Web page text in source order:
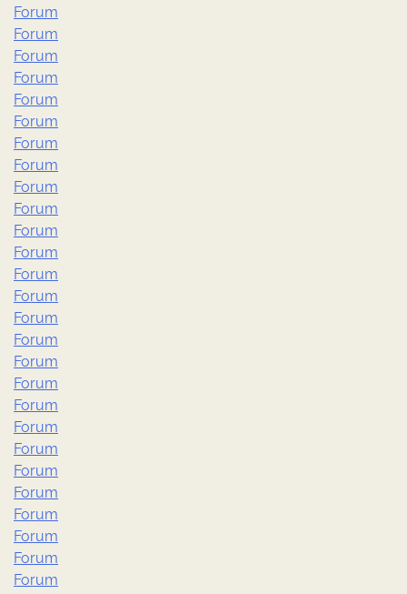
Forum
Forum
Forum
Forum
Forum
Forum
Forum
Forum
Forum
Forum
Forum
Forum
Forum
Forum
Forum
Forum
Forum
Forum
Forum
Forum
Forum
Forum
Forum
Forum
Forum
Forum
Forum